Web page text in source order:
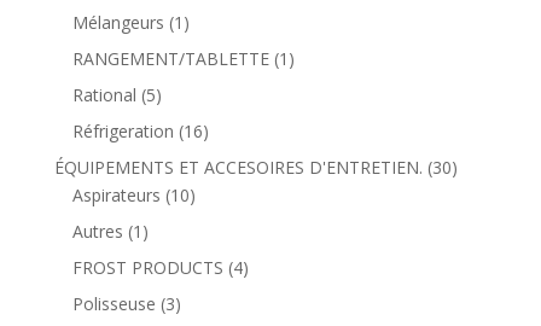
Mélangeurs (1)
RANGEMENT/TABLETTE (1)
Rational (5)
Réfrigeration (16)
ÉQUIPEMENTS ET ACCESOIRES D'ENTRETIEN. (30)
Aspirateurs (10)
Autres (1)
FROST PRODUCTS (4)
Polisseuse (3)